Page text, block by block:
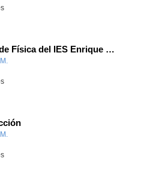
El Gabinete de Física del IES Enrique Tierno Galván de Parla (Curso 25-26)